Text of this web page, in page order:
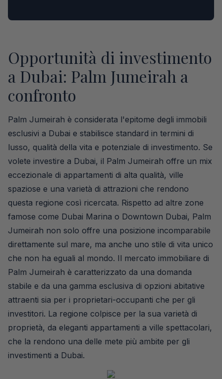
Opportunità di investimento
a Dubai: Palm Jumeirah a
confronto
Palm Jumeirah è considerata l'epitome degli immobili
esclusivi a Dubai e stabilisce standard in termini di
lusso, qualità della vita e potenziale di investimento. Se
volete investire a Dubai, il Palm Jumeirah offre un mix
eccezionale di appartamenti di alta qualità, ville
spaziose e una varietà di attrazioni che rendono
questa regione così ricercata. Rispetto ad altre zone
famose come Dubai Marina o Downtown Dubai, Palm
Jumeirah non solo offre una posizione incomparabile
direttamente sul mare, ma anche uno stile di vita unico
che non ha eguali al mondo. Il mercato immobiliare di
Palm Jumeirah è caratterizzato da una domanda
stabile e da una gamma esclusiva di opzioni abitative
attraenti sia per i proprietari-occupanti che per gli
investitori. La regione colpisce per la sua varietà di
proprietà, da eleganti appartamenti a ville spettacolari,
che la rendono una delle mete più ambite per gli
investimenti a Dubai.